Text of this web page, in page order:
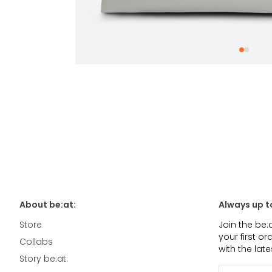
About be:at:
Store
Collabs
Story be:at:
Always up
Join the
your first
with the